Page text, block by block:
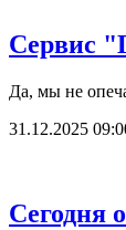
Сервис
Да, мы не
31.12.2025
Сегодня